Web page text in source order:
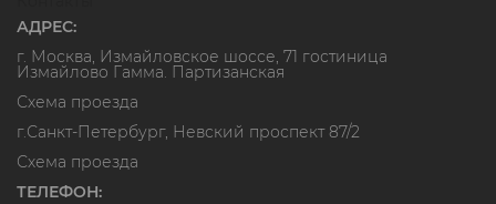
АДРЕС:
г. Москва, Измайловское шоссе, 71 гостиница
Измайлово Гамма. Партизанская
Схема проезда
г.Санкт-Петербург, Невский проспект 87/2
Схема проезда
ТЕЛЕФОН: